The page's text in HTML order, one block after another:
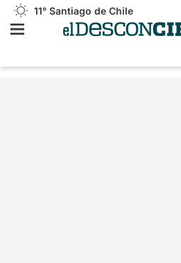
11° Santiago de Chile